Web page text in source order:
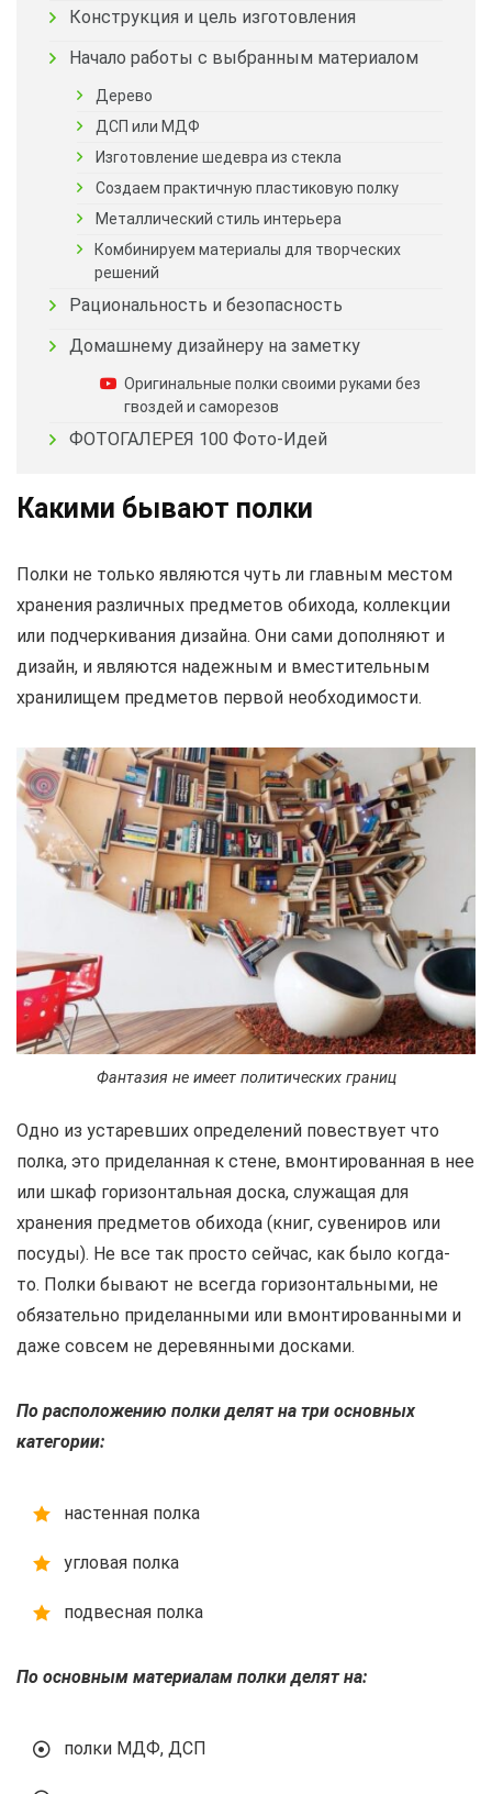
Конструкция и цель изготовления
Начало работы с выбранным материалом
Дерево
ДСП или МДФ
Изготовление шедевра из стекла
Создаем практичную пластиковую полку
Металлический стиль интерьера
Комбинируем материалы для творческих
решений
Рациональность и безопасность
Домашнему дизайнеру на заметку
Оригинальные полки своими руками без
гвоздей и саморезов
ФОТОГАЛЕРЕЯ 100 Фото-Идей
Какими бывают полки
Полки не только являются чуть ли главным местом
хранения различных предметов обихода, коллекции
или подчеркивания дизайна. Они сами дополняют и
дизайн, и являются надежным и вместительным
хранилищем предметов первой необходимости.
Фантазия не имеет политических границ
Одно из устаревших определений повествует что
полка, это приделанная к стене, вмонтированная в нее
или шкаф горизонтальная доска, служащая для
хранения предметов обихода (книг, сувениров или
посуды). Не все так просто сейчас, как было когда-
то. Полки бывают не всегда горизонтальными, не
обязательно приделанными или вмонтированными и
даже совсем не деревянными досками.
По расположению полки делят на три основных
категории:
настенная полка
угловая полка
подвесная полка
По основным материалам полки делят на:
полки МДФ, ДСП